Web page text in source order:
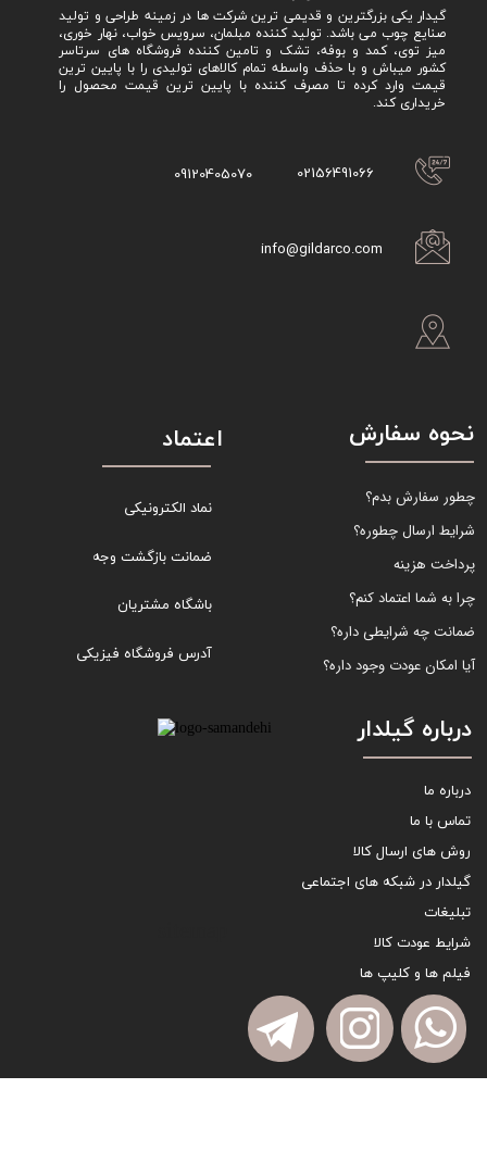
گیدار یکی بزرگترین و قدیمی ترین شرکت ها در زمینه طراحی و تولید
صنایع چوب می باشد. تولید کننده مبلمان، سرویس خواب، نهار خوری،
میز توی، کمد و بوفه، تشک و تامین کننده فروشگاه های سرتاسر
کشور میباش و با حذف واسطه تمام کالاهای تولیدی را با پایین ترین
قیمت وارد کرده تا مصرف کننده با پایین ترین قیمت محصول را
خریداری کند.
02156491066
09120405070
info@gildarco.com
نحوه سفارش
چطور سفارش بدم؟
شرایط ارسال چطوره؟
پرداخت هزینه
چرا به شما اعتماد کنم؟
ضمانت چه شرایطی داره؟
آیا امکان عودت وجود داره؟
اعتماد
نماد الکترونیکی
ضمانت بازگشت وجه
باشگاه مشتریان
آدرس فروشگاه فیزیکی
درباره گیلدار
درباره ما
تماس با ما
روش های ارسال کالا
گیلدار در شبکه های اجتماعی
تبلیغات
شرایط عودت کالا
فیلم ها و کلیپ ها